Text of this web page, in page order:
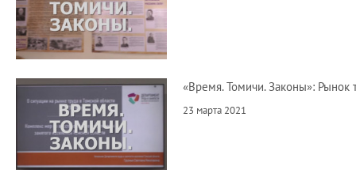
«Время. Томичи. Законы»: Рынок
23 марта 2021